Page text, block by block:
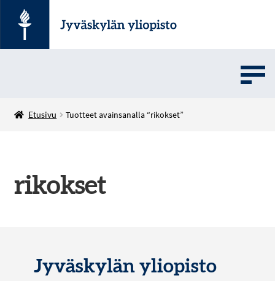
UMOVE
English
Etusivu Tuotteet avainsanalla “rikokset”
rikokset
Jyväskylän yliopisto